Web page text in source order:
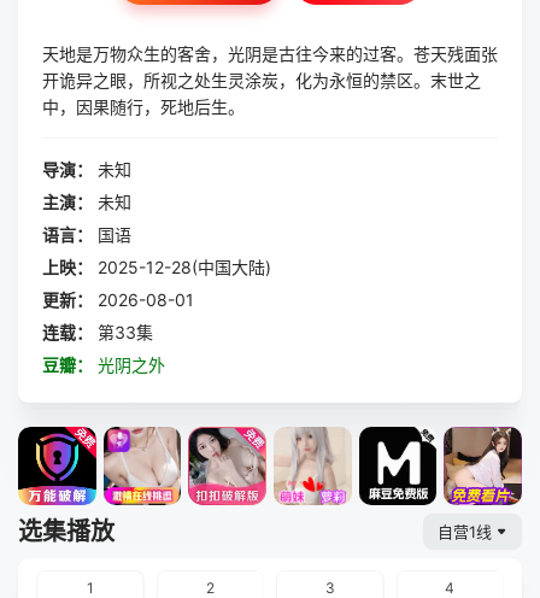
天地是万物众生的客舍，光阴是古往今来的过客。苍天残面张
开诡异之眼，所视之处生灵涂炭，化为永恒的禁区。末世之
中，因果随行，死地后生。
导演：
未知
主演：
未知
语言：
国语
上映：
2025-12-28(中国大陆)
更新：
2026-08-01
连载：
第33集
豆瓣：
光阴之外
选集播放 自营1线
1 2 3 4